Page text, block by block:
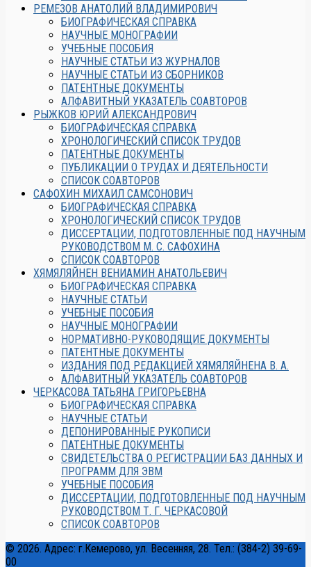
РЕМЕЗОВ АНАТОЛИЙ ВЛАДИМИРОВИЧ
БИОГРАФИЧЕСКАЯ СПРАВКА
НАУЧНЫЕ МОНОГРАФИИ
УЧЕБНЫЕ ПОСОБИЯ
НАУЧНЫЕ СТАТЬИ ИЗ ЖУРНАЛОВ
НАУЧНЫЕ СТАТЬИ ИЗ СБОРНИКОВ
ПАТЕНТНЫЕ ДОКУМЕНТЫ
АЛФАВИТНЫЙ УКАЗАТЕЛЬ СОАВТОРОВ
РЫЖКОВ ЮРИЙ АЛЕКСАНДРОВИЧ
БИОГРАФИЧЕСКАЯ СПРАВКА
ХРОНОЛОГИЧЕСКИЙ СПИСОК ТРУДОВ
ПАТЕНТНЫЕ ДОКУМЕНТЫ
ПУБЛИКАЦИИ О ТРУДАХ И ДЕЯТЕЛЬНОСТИ
СПИСОК СОАВТОРОВ
САФОХИН МИХАИЛ САМСОНОВИЧ
БИОГРАФИЧЕСКАЯ СПРАВКА
ХРОНОЛОГИЧЕСКИЙ СПИСОК ТРУДОВ
ДИССЕРТАЦИИ, ПОДГОТОВЛЕННЫЕ ПОД НАУЧНЫМ
РУКОВОДСТВОМ М. С. САФОХИНА
СПИСОК СОАВТОРОВ
ХЯМЯЛЯЙНЕН ВЕНИАМИН АНАТОЛЬЕВИЧ
БИОГРАФИЧЕСКАЯ СПРАВКА
НАУЧНЫЕ СТАТЬИ
УЧЕБНЫЕ ПОСОБИЯ
НАУЧНЫЕ МОНОГРАФИИ
НОРМАТИВНО-РУКОВОДЯЩИЕ ДОКУМЕНТЫ
ПАТЕНТНЫЕ ДОКУМЕНТЫ
ИЗДАНИЯ ПОД РЕДАКЦИЕЙ ХЯМЯЛЯЙНЕНА В. А.
АЛФАВИТНЫЙ УКАЗАТЕЛЬ СОАВТОРОВ
ЧЕРКАСОВА ТАТЬЯНА ГРИГОРЬЕВНА
БИОГРАФИЧЕСКАЯ СПРАВКА
НАУЧНЫЕ СТАТЬИ
ДЕПОНИРОВАННЫЕ РУКОПИСИ
ПАТЕНТНЫЕ ДОКУМЕНТЫ
СВИДЕТЕЛЬСТВА О РЕГИСТРАЦИИ БАЗ ДАННЫХ И
ПРОГРАММ ДЛЯ ЭВМ
УЧЕБНЫЕ ПОСОБИЯ
ДИССЕРТАЦИИ, ПОДГОТОВЛЕННЫЕ ПОД НАУЧНЫМ
РУКОВОДСТВОМ Т. Г. ЧЕРКАСОВОЙ
СПИСОК СОАВТОРОВ
© 2026. Адрес: г.Кемерово, ул. Весенняя, 28. Тел.: (384-2) 39-69-
00